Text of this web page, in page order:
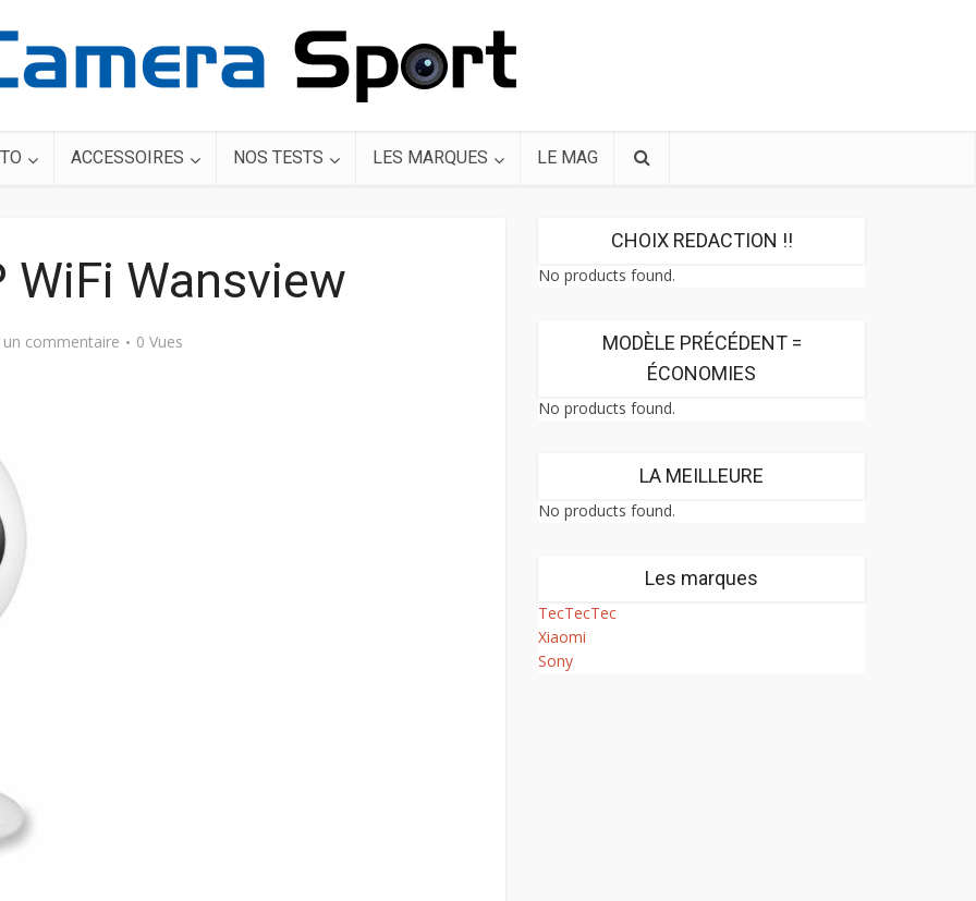
ACCESSOIRES NOS TESTS LES MARQUES LE MAG
WiFi Wansview
commentaire 0 Vues
CHOIX REDACTION !!
No products found.
MODÈLE PRÉCÉDENT =
ÉCONOMIES
No products found.
LA MEILLEURE
No products found.
Les marques
TecTecTec
Xiaomi
Sony